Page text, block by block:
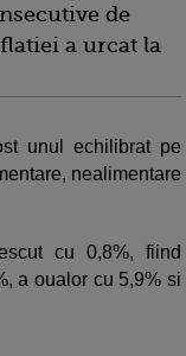
de
a urcat la
unul echilibrat pe
nealimentare
cu 0,8%, fiind
a oualor cu 5,9% si